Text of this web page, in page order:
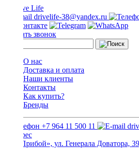
drivelife-38@yandex.ru
Заказать звонок
О нас
Доставка и оплата
Наши клиенты
Контакты
Как купить?
Бренды
+7 964 11 500 11
ТЦ «Прибой», ул. Генерала Доватора,